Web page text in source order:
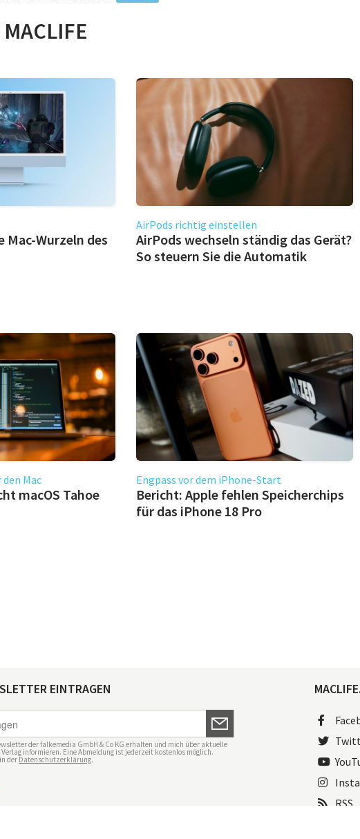
Mac-Wurzeln des
AirPods richtig einstellen
AirPods wechseln ständig das Gerät?
So steuern Sie die Automatik
Mac
macOS Tahoe
Engpass vor dem iPhone-Start
Bericht: Apple fehlen Speicherchips
für das iPhone 18 Pro
EINTRAGEN
der falkemedia GmbH & Co KG erhalten und mich über aktuelle
informieren. Eine Abmeldung ist jederzeit kostenlos möglich.
der Datenschutzerklärung.
RSS